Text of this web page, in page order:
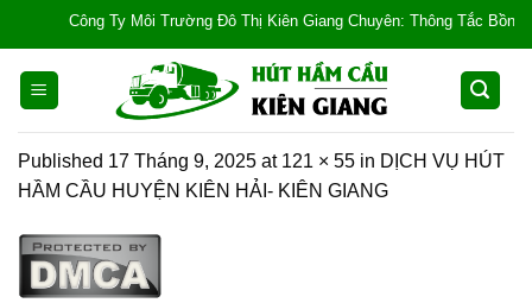
content
Công Ty Môi Trường Đô Thị Kiên Giang Chuyên: Thông Tắc Bồn
Published 17 Tháng 9, 2025 at 121 × 55 in DỊCH VỤ HÚT
HẦM CẦU HUYỆN KIÊN HẢI- KIÊN GIANG